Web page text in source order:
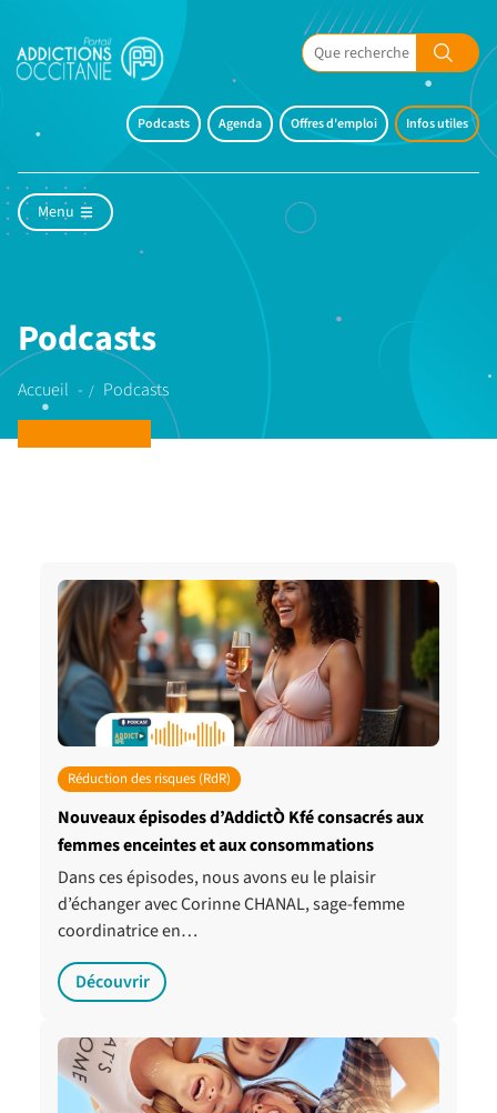
Podcasts Agenda Offres d'emploi Infos utiles
Menu
Podcasts
Accueil Podcasts
Réduction des risques (RdR)
Nouveaux épisodes d’AddictÒ Kfé consacrés aux
femmes enceintes et aux consommations
Dans ces épisodes, nous avons eu le plaisir
d’échanger avec Corinne CHANAL, sage-femme
coordinatrice en…
Découvrir